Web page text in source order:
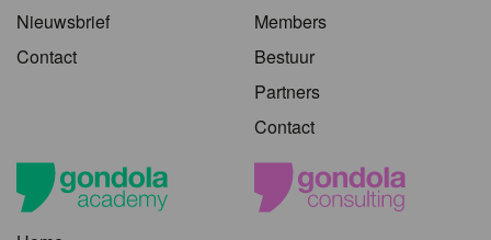
Nieuwsbrief
Contact
Members
Bestuur
Partners
Contact